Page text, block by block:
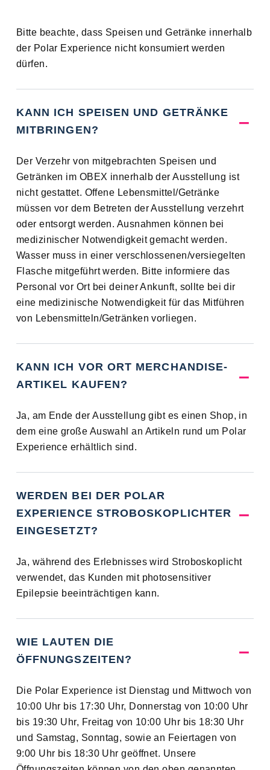
Bitte beachte, dass Speisen und Getränke innerhalb
der Polar Experience nicht konsumiert werden
dürfen.
KANN ICH SPEISEN UND GETRÄNKE
MITBRINGEN?
Der Verzehr von mitgebrachten Speisen und
Getränken im OBEX innerhalb der Ausstellung ist
nicht gestattet. Offene Lebensmittel/Getränke
müssen vor dem Betreten der Ausstellung verzehrt
oder entsorgt werden. Ausnahmen können bei
medizinischer Notwendigkeit gemacht werden.
Wasser muss in einer verschlossenen/versiegelten
Flasche mitgeführt werden. Bitte informiere das
Personal vor Ort bei deiner Ankunft, sollte bei dir
eine medizinische Notwendigkeit für das Mitführen
von Lebensmitteln/Getränken vorliegen.
KANN ICH VOR ORT MERCHANDISE-
ARTIKEL KAUFEN?
Ja, am Ende der Ausstellung gibt es einen Shop, in
dem eine große Auswahl an Artikeln rund um Polar
Experience erhältlich sind.
WERDEN BEI DER POLAR
EXPERIENCE STROBOSKOPLICHTER
EINGESETZT?
Ja, während des Erlebnisses wird Stroboskoplicht
verwendet, das Kunden mit photosensitiver
Epilepsie beeinträchtigen kann.
WIE LAUTEN DIE
ÖFFNUNGSZEITEN?
Die Polar Experience ist Dienstag und Mittwoch von
10:00 Uhr bis 17:30 Uhr, Donnerstag von 10:00 Uhr
bis 19:30 Uhr, Freitag von 10:00 Uhr bis 18:30 Uhr
und Samstag, Sonntag, sowie an Feiertagen von
9:00 Uhr bis 18:30 Uhr geöffnet. Unsere